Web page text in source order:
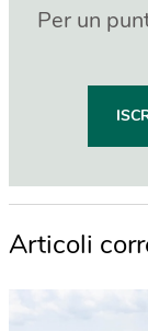
Per un
Articoli